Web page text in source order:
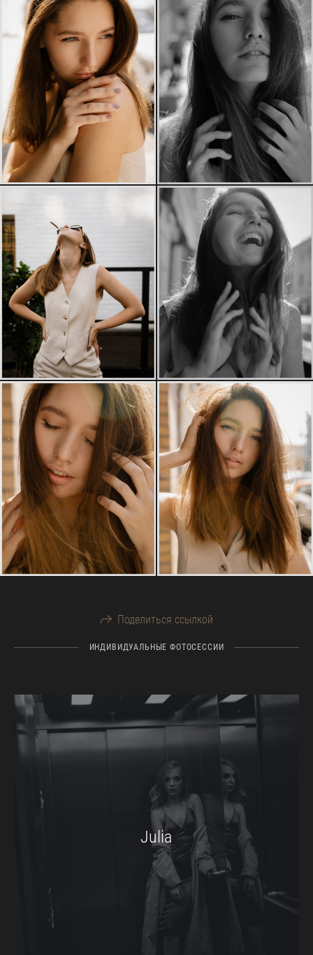
Поделиться ссылкой
ИНДИВИДУАЛЬНЫЕ ФОТОСЕССИИ
Julia